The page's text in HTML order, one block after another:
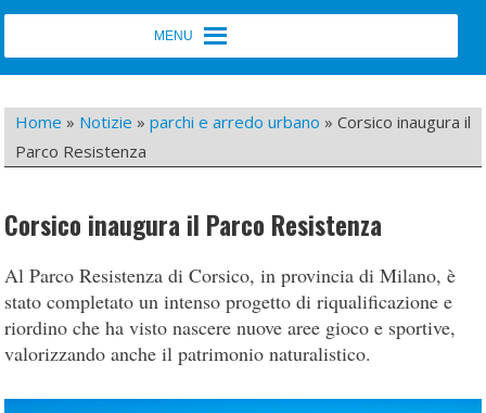
Home » Notizie »parchi e arredo urbano »Corsico inaugura il
Parco Resistenza
Corsico inaugura il Parco Resistenza
Al Parco Resistenza di Corsico, in provincia di Milano, è
stato completato un intenso progetto di riqualificazione e
riordino che ha visto nascere nuove aree gioco e sportive,
valorizzando anche il patrimonio naturalistico.